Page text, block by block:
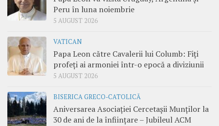
Peru în luna noiembrie
5 AUGUST 2026
VATICAN
Papa Leon către Cavalerii lui Columb: Fiți
profeți ai armoniei într-o epocă a diviziunii
5 AUGUST 2026
BISERICA GRECO-CATOLICĂ
Aniversarea Asociației Cercetașii Munților la
30 de ani de la înființare – Jubileul ACM